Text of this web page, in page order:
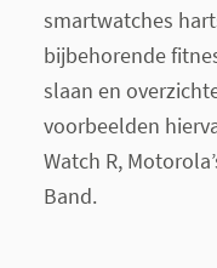
smartwatches
bijbehorende
slaan en
voorbeelden
Watch R,
Band.